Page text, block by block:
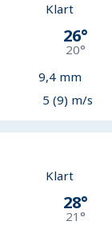
Klart
26°
20°
9,4mm
5 (9) m/s
Klart
28°
21°